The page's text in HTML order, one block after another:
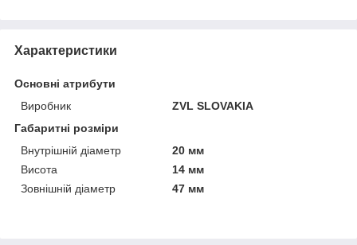
Характеристики
Основні атрибути
Виробник
ZVL SLOVAKIA
Габаритні розміри
Внутрішній діаметр
20 мм
Висота
14 мм
Зовнішній діаметр
47 мм